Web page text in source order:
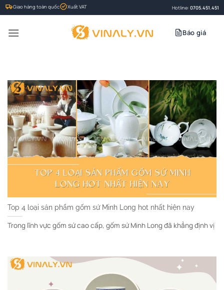
Bỏ
qua
nội
Giao hàng toàn quốc Xuất VAT Hotline: 0705.451.451
Báo giá
Top 4 loại sản phẩm gốm sứ Minh Long hot nhất hiện nay
Trong lĩnh vực gốm sứ cao cấp, gốm sứ Minh Long đã khẳng định vị